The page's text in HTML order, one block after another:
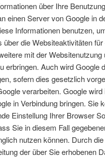
über Ihre
einen Server von Google in
Informationen benutzen,
die Websiteaktivitäten für
mit der Websitenutzung
erbringen. Auch wird Google
sofern dies gesetzlich
verarbeiten. Google wird
in Verbindung bringen. Sie
Einstellung Ihrer Browser
Sie in diesem Fall
nutzen können. Durch
der über Sie erhobenen